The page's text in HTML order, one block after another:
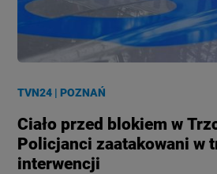
TVN24 |POZNAŃ
Ciało przed blokiem w
Policjanci zaatakowani w
interwencji